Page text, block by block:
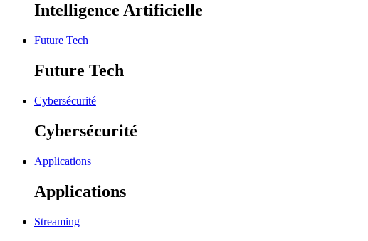
Intelligence Artificielle
Future Tech
Future Tech
Cybersécurité
Cybersécurité
Applications
Applications
Streaming